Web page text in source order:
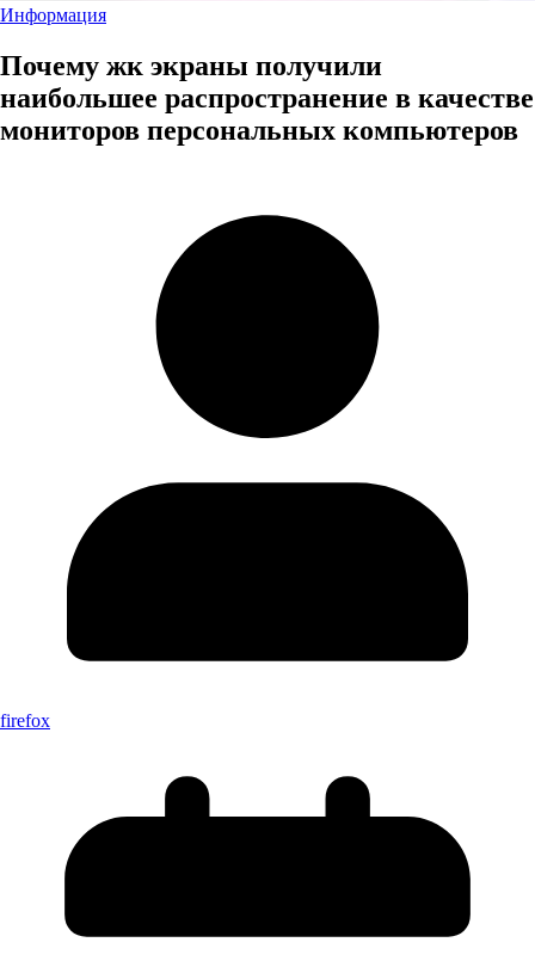
Информация
Почему жк экраны получили
наибольшее распространение в качестве
мониторов персональных компьютеров
firefox